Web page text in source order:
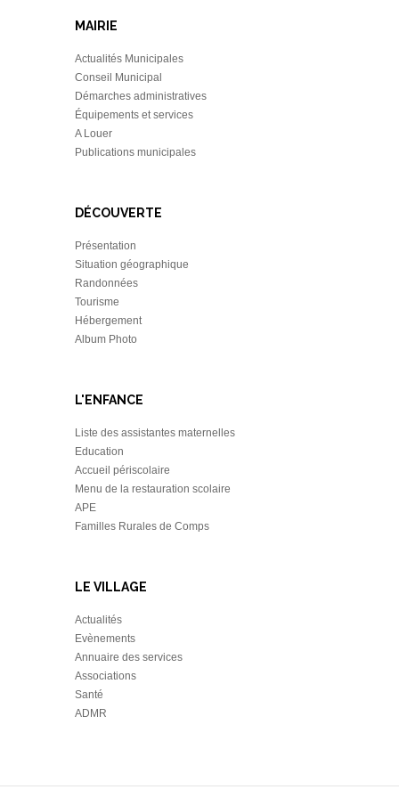
MAIRIE
Actualités Municipales
Conseil Municipal
Démarches administratives
Équipements et services
A Louer
Publications municipales
DÉCOUVERTE
Présentation
Situation géographique
Randonnées
Tourisme
Hébergement
Album Photo
L'ENFANCE
Liste des assistantes maternelles
Education
Accueil périscolaire
Menu de la restauration scolaire
APE
Familles Rurales de Comps
LE VILLAGE
Actualités
Evènements
Annuaire des services
Associations
Santé
ADMR